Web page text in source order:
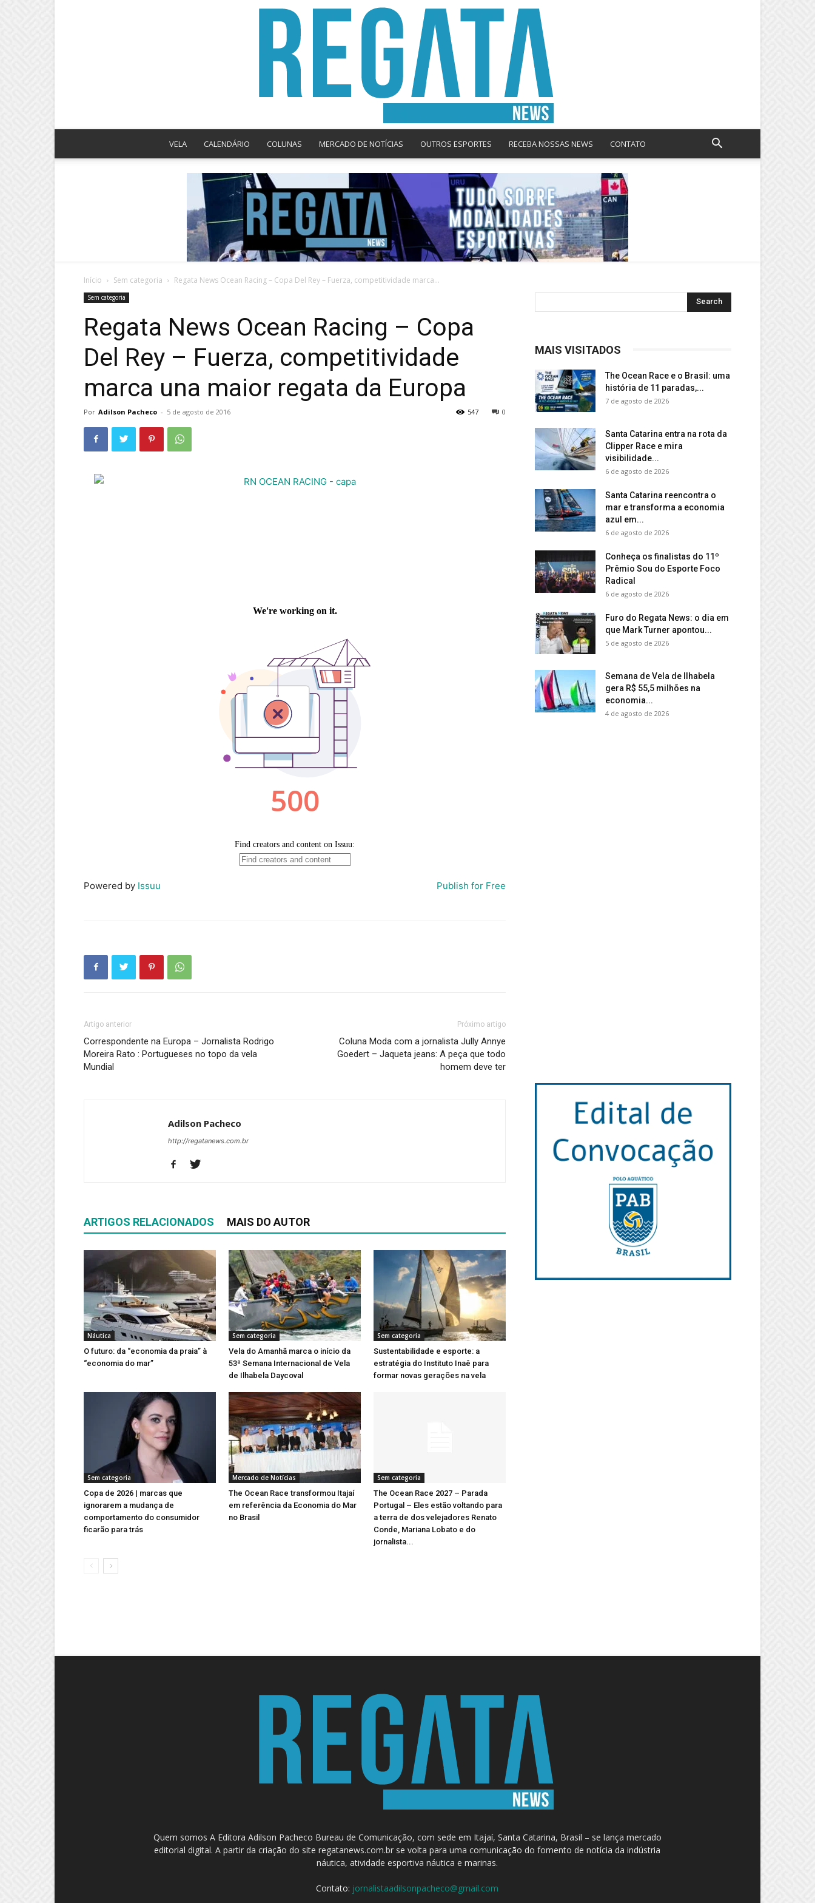
News
VELA CALENDÁRIO COLUNAS MERCADO DE NOTÍCIAS OUTROS ESPORTES RECEBA NOSSAS NEWS CONTATO
Início Sem categoria Regata News Ocean Racing – Copa Del Rey – Fuerza, competitividade marca...
Sem categoria
Regata News Ocean Racing – Copa
Del Rey – Fuerza, competitividade
marca una maior regata da Europa
Por Adilson Pacheco - 5 de agosto de 2016 0
547
Powered by Issuu Publish for Free
Artigo anterior
Correspondente na Europa – Jornalista Rodrigo
Moreira Rato : Portugueses no topo da vela
Mundial
Próximo artigo
Coluna Moda com a jornalista Jully Annye
Goedert – Jaqueta jeans: A peça que todo
homem deve ter
Adilson Pacheco
http://regatanews.com.br
ARTIGOS RELACIONADOS MAIS DO AUTOR
Náutica
O futuro: da “economia da praia” à
“economia do mar”
Sem categoria
Vela do Amanhã marca o início da
53ª Semana Internacional de Vela
de Ilhabela Daycoval
Sem categoria
Sustentabilidade e esporte: a
estratégia do Instituto Inaê para
formar novas gerações na vela
Sem categoria
Copa de 2026 | marcas que
ignorarem a mudança de
comportamento do consumidor
ficarão para trás
Mercado de Notícias
The Ocean Race transformou Itajaí
em referência da Economia do Mar
no Brasil
Sem categoria
The Ocean Race 2027 – Parada
Portugal – Eles estão voltando para
a terra de dos velejadores Renato
Conde, Mariana Lobato e do
jornalista...
MAIS VISITADOS
The Ocean Race e o Brasil: uma
história de 11 paradas,...
7 de agosto de 2026
Santa Catarina entra na rota da
Clipper Race e mira
visibilidade...
6 de agosto de 2026
Santa Catarina reencontra o
mar e transforma a economia
azul em...
6 de agosto de 2026
Conheça os finalistas do 11º
Prêmio Sou do Esporte Foco
Radical
6 de agosto de 2026
Furo do Regata News: o dia em
que Mark Turner apontou...
5 de agosto de 2026
Semana de Vela de Ilhabela
gera R$ 55,5 milhões na
economia...
4 de agosto de 2026
Quem somos A Editora Adilson Pacheco Bureau de Comunicação, com sede em Itajaí, Santa Catarina, Brasil – se lança mercado
editorial digital. A partir da criação do site regatanews.com.br se volta para uma comunicação do fomento de notícia da indústria
náutica, atividade esportiva náutica e marinas.
Contato: jornalistaadilsonpacheco@gmail.com